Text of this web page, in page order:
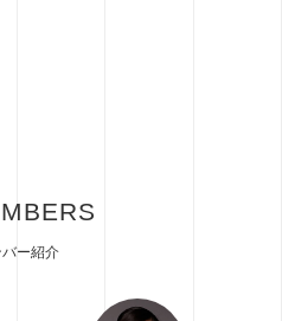
バー紹介